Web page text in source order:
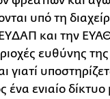
υπό τη
και την
ευθύνης
γιατί
ένα ενιαίο